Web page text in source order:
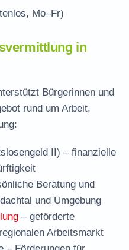
Mo–Fr)
in
Bürgerinnen und
rund um Arbeit,
II) – finanzielle
Beratung und
und Umgebung
– geförderte
Arbeitsmarkt